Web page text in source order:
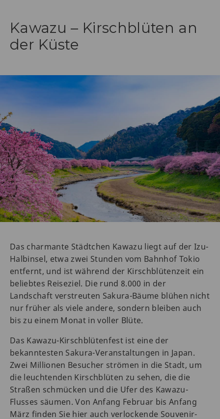
Kawazu – Kirschblüten an
der Küste
Das charmante Städtchen Kawazu liegt auf der Izu-
Halbinsel, etwa zwei Stunden vom Bahnhof Tokio
entfernt, und ist während der Kirschblütenzeit ein
beliebtes Reiseziel. Die rund 8.000 in der
Landschaft verstreuten Sakura-Bäume blühen nicht
nur früher als viele andere, sondern bleiben auch
bis zu einem Monat in voller Blüte.
Das Kawazu-Kirschblütenfest ist eine der
bekanntesten Sakura-Veranstaltungen in Japan.
Zwei Millionen Besucher strömen in die Stadt, um
die leuchtenden Kirschblüten zu sehen, die die
Straßen schmücken und die Ufer des Kawazu-
Flusses säumen. Von Anfang Februar bis Anfang
März finden Sie hier auch verlockende Souvenir-